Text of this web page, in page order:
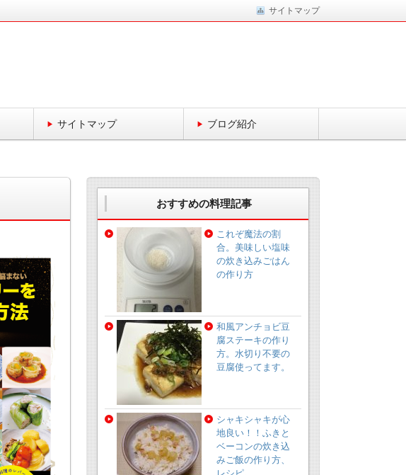
サイトマップ
サイトマップ ブログ紹介
おすすめの料理記事
これぞ魔法の割
合。美味しい塩味
の炊き込みごはん
の作り方
和風アンチョビ豆
腐ステーキの作り
方。水切り不要の
豆腐使ってます。
シャキシャキが心
地良い！！ふきと
ベーコンの炊き込
みご飯の作り方、